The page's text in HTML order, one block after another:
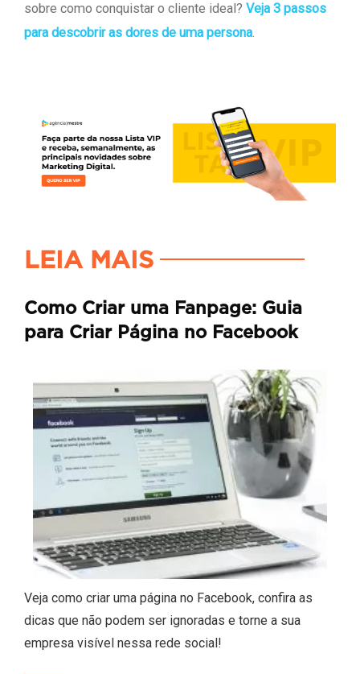
sobre como conquistar o cliente ideal? Veja 3 passos
para descobrir as dores de uma persona.
LEIA MAIS
Como Criar uma Fanpage: Guia
para Criar Página no Facebook
Veja como criar uma página no Facebook, confira as
dicas que não podem ser ignoradas e torne a sua
empresa visível nessa rede social!